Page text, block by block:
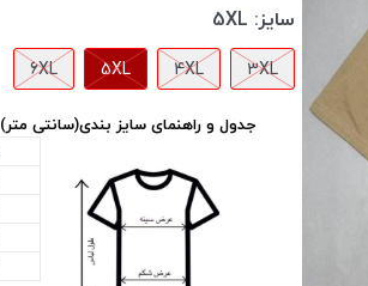
سایز: 5XL
3XL
4XL
5XL
6XL
جدول و راهنمای سایز بندی(سانتی متر)